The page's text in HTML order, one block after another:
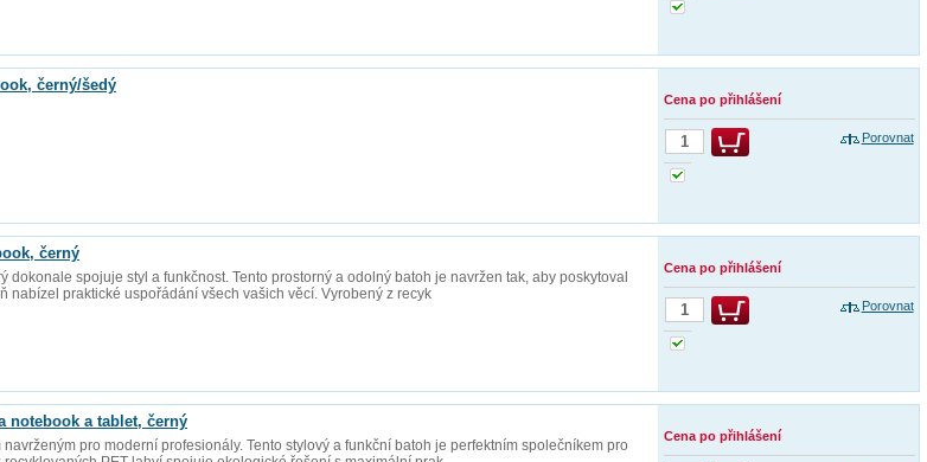
černý/šedý
Cena po přihlášení
Porovnat
černý
dokonale spojuje styl a funkčnost. Tento prostorný a odolný batoh je navržen tak, aby poskytoval
nabízel praktické uspořádání všech vašich věcí. Vyrobený z recyk
Cena po přihlášení
Porovnat
notebook a tablet, černý
pro moderní profesionály. Tento stylový a funkční batoh je perfektním společníkem pro
Cena po přihlášení